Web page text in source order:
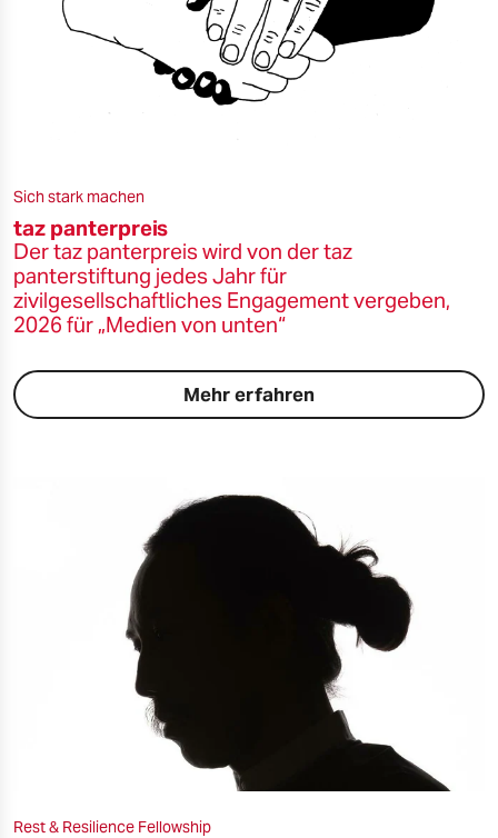
Sich stark machen
taz panterpreis
Der taz panterpreis wird von der taz
panterstiftung jedes Jahr für
zivilgesellschaftliches Engagement vergeben,
2026 für „Medien von unten“
Mehr erfahren
Rest & Resilience Fellowship